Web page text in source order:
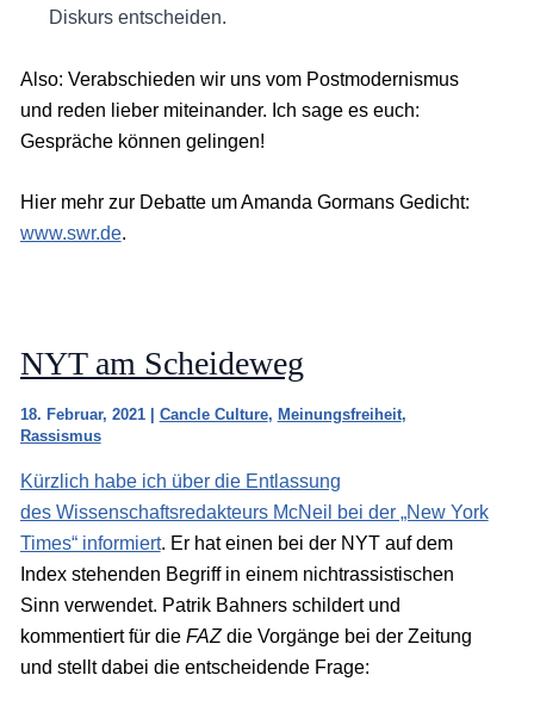
Diskurs entscheiden.
Also: Verabschieden wir uns vom Postmodernismus
und reden lieber miteinander. Ich sage es euch:
Gespräche können gelingen!
Hier mehr zur Debatte um Amanda Gormans Gedicht:
www.swr.de.
NYT am Scheideweg
18. Februar, 2021 Cancle Culture, Meinungsfreiheit,
Rassismus
Kürzlich habe ich über die Entlassung
des Wissenschaftsredakteurs McNeil bei der „New York
Times“ informiert. Er hat einen bei der NYT auf dem
Index stehenden Begriff in einem nichtrassistischen
Sinn verwendet. Patrik Bahners schildert und
kommentiert für die FAZdie Vorgänge bei der Zeitung
und stellt dabei die entscheidende Frage: